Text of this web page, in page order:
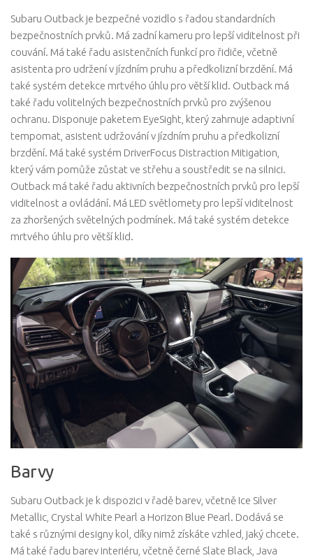
Subaru Outback je bezpečné vozidlo s řadou standardních
bezpečnostních prvků. Má zadní kameru pro lepší viditelnost při
couvání. Má také řadu asistenčních funkcí pro řidiče, včetně
asistenta pro udržení v jízdním pruhu a předkolizní brzdění. Má
také systém detekce mrtvého úhlu pro větší klid. Outback má
také řadu volitelných bezpečnostních prvků pro zvýšenou
ochranu. Disponuje paketem EyeSight, který zahrnuje adaptivní
tempomat, asistent udržování v jízdním pruhu a předkolizní
brzdění. Má také systém DriverFocus Distraction Mitigation,
který vám pomůže zůstat ve střehu a soustředit se na silnici.
Outback má také řadu aktivních bezpečnostních prvků pro lepší
viditelnost a ovládání. Má LED světlomety pro lepší viditelnost
za zhoršených světelných podmínek. Má také systém detekce
mrtvého úhlu pro větší klid.
Barvy
Subaru Outback je k dispozici v řadě barev, včetně Ice Silver
Metallic, Crystal White Pearl a Horizon Blue Pearl. Dodává se
také s různými designy kol, díky nimž získáte vzhled, jaký chcete.
Má také řadu barev interiéru, včetně černé Slate Black, Java